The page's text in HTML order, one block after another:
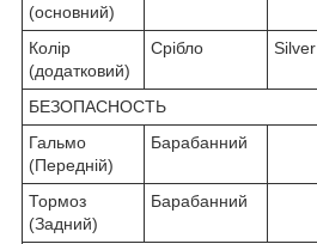
(основний)
Колір
(додатковий)
Срібло Silver
БЕЗОПАСНОСТЬ
Гальмо
(Передній)
Барабанний
Тормоз
(Задний)
Барабанний